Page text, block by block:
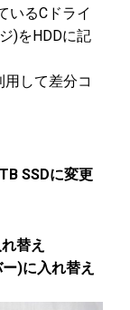
いるCドライ
)をHDDに記
して差分コ
SSDに変更
替え
)に入れ替え